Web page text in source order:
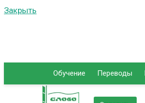
Закрыть
Обучение Переводы